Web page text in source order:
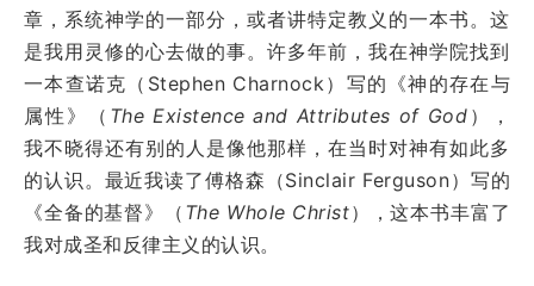
章，系统神学的一部分，或者讲特定教义的一本书。这
是我用灵修的心去做的事。许多年前，我在神学院找到
一本查诺克（Stephen Charnock）写的《神的存在与
属性》（ The Existence and Attributes of God ），
我不晓得还有别的人是像他那样，在当时对神有如此多
的认识。最近我读了傅格森（Sinclair Ferguson）写的
《全备的基督》（ The Whole Christ），这本书丰富了
我对成圣和反律主义的认识。